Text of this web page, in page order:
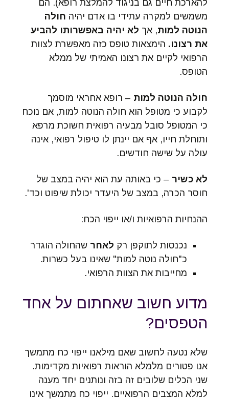
להארכת חיים גם בניגוד להמלצת רופא). הם
משמשים למקרה עתידי בו אדם יהיה חולה
הנוטה למות, אך לא יהיה באפשרותו להביע
את רצונו. הימצאות טופס כזה מאפשרת לצוות
הרפואי לקיים את רצונו האמיתי של ממלא
הטופס.
חולה הנוטה למות – רופא אחראי מוסמך
לקבוע כי מטופל הוא חולה הנוטה למות, אם נוכח
כי המטופל סובל מבעיה רפואית חשוכת מרפא
ותוחלת חייו, אף אם יינתן לו טיפול רפואי, אינה
עולה על שישה חודשים.
לא כשיר – כי באותה עת הוא יהיה במצב של
חוסר הכרה, במצב של היעדר יכולת שיפוט וכד'.
ההנחיות הרפואיות ו/או ייפוי הכח:
נכנסות לתוקפן רק לאחר שהחולה הוגדר
כ"חולה נוטה למות" שאינו בעל כשרות.
מחייבות את הצוות הרפואי.
מדוע חשוב שאחתום על אחד
הטפסים?
שלא נטעה לחשוב שאם מילאנו ייפוי כח מתמשך
אנו פטורים מלמלא הוראות רפואיות מקדימות.
שני הכלים שלובים זה בזה ונותנים יחד מענה
למלא המצבים הרפואיים. ייפוי כח מתמשך אינו